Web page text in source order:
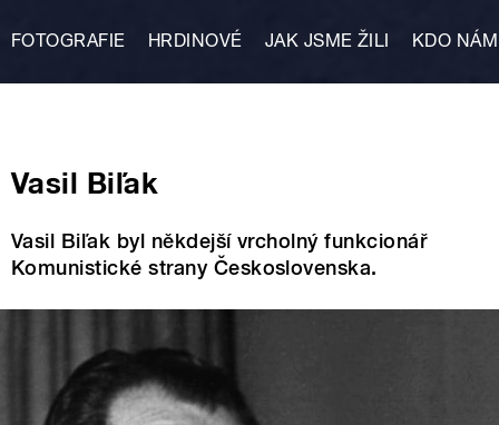
FOTOGRAFIE
HRDINOVÉ JAK JSME ŽILI KDO
Vasil Biľak
Vasil Biľak byl někdejší vrcholný funkcionář
Komunistické strany Československa.